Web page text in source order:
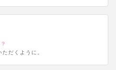
だくように。